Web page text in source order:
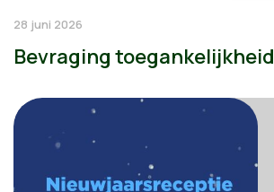
28 juni 2026
Bevraging toegankelijkheid